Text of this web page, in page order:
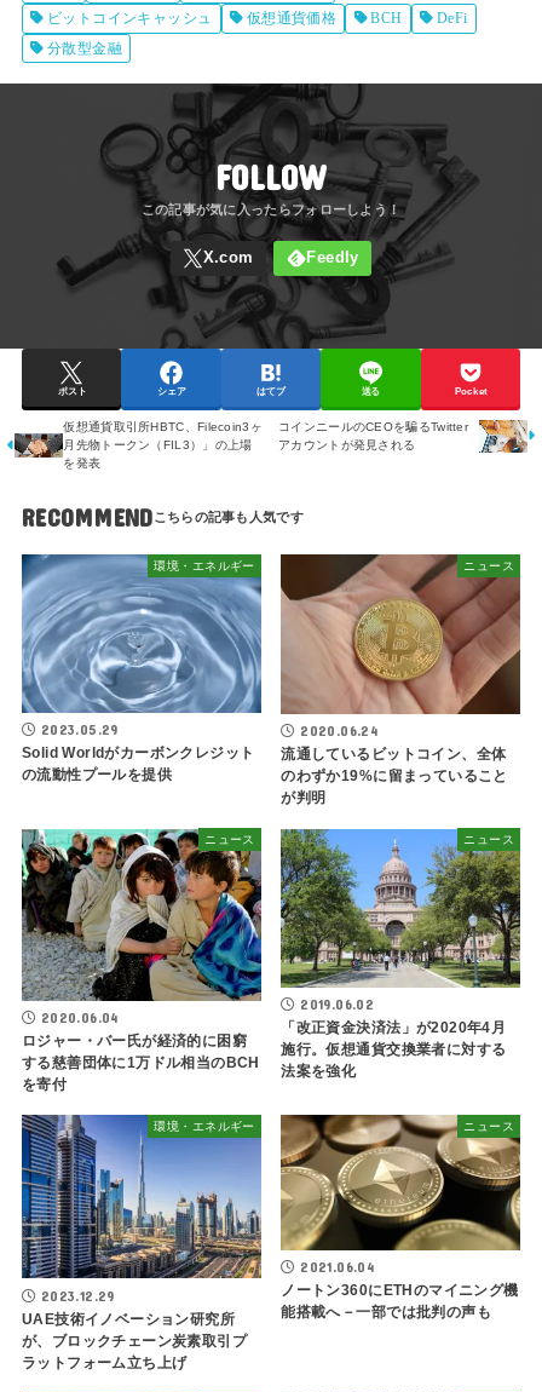
ビットコインキャッシュ 仮想通貨価格 BCH
DeFi
分散型金融
FOLLOW
ポスト シェア はてブ 送る Pocket
仮想通貨取引所HBTC、Filecoin3ヶ
月先物トークン（FIL3）」の上場
を発表
コインニールのCEOを騙るTwitter
アカウントが発見される
RECOMMEND
環境・エネルギー
2023.05.29
Solid Worldがカーボンクレジット
の流動性プールを提供
ニュース
2020.06.24
流通しているビットコイン、全体
のわずか19%に留まっていること
が判明
ニュース
2020.06.04
ロジャー・バー氏が経済的に困窮
する慈善団体に1万ドル相当のBCH
を寄付
ニュース
2019.06.02
「改正資金決済法」が2020年4月
施行。仮想通貨交換業者に対する
法案を強化
環境・エネルギー
2023.12.29
UAE技術イノベーション研究所
が、ブロックチェーン炭素取引プ
ラットフォーム立ち上げ
ニュース
2021.06.04
ノートン360にETHのマイニング機
能搭載へ－一部では批判の声も